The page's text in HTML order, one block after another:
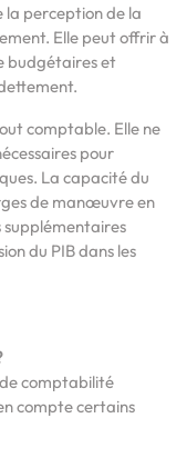
perception de la
Elle peut offrir à
budgétaires et
comptable. Elle ne
pour
La capacité du
de manœuvre en
supplémentaires
du PIB dans les
comptabilité
compte certains